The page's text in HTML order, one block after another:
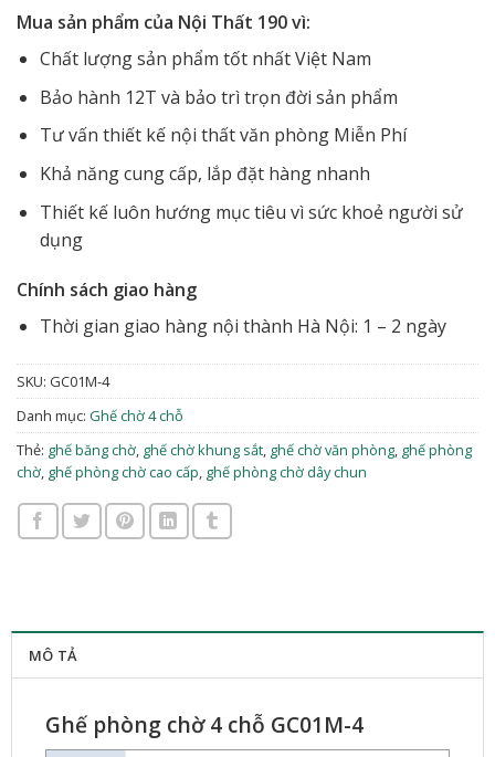
Mua sản phẩm của Nội Thất 190 vì:
Chất lượng sản phẩm tốt nhất Việt Nam
Bảo hành 12T và bảo trì trọn đời sản phẩm
Tư vấn thiết kế nội thất văn phòng Miễn Phí
Khả năng cung cấp, lắp đặt hàng nhanh
Thiết kế luôn hướng mục tiêu vì sức khoẻ người sử
dụng
Chính sách giao hàng
Thời gian giao hàng nội thành Hà Nội: 1 – 2 ngày
SKU: GC01M-4
Danh mục: Ghế chờ 4 chỗ
Thẻ: ghế băng chờ, ghế chờ khung sắt, ghế chờ văn phòng, ghế phòng
chờ, ghế phòng chờ cao cấp, ghế phòng chờ dây chun
MÔ TẢ
Ghế phòng chờ 4 chỗ GC01M-4